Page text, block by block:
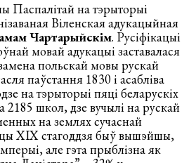
Паспалітай на тэрыторыі
Віленская адукацыйная
Чартарыйскім. Русіфікацыі
мовай адукацыі заставалася
польскай мовы рускай
паўстання 1830 і асабліва
на тэрыторыі пяці беларускіх
2185 школ, дзе вучылі на рускай
на землях сучаснай
ХІХ стагоддзя быў вышэйшы,
але гэта прыблізна як